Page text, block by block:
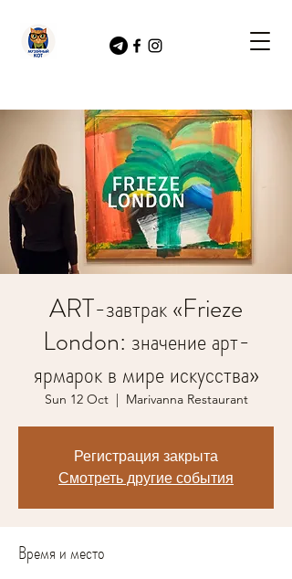
ART-завтрак «Frieze
London: значение арт-
ярмарок в мире искусства»
Sun 12 Oct
  |
Marivanna Restaurant
Регистрация закрыта
Смотреть другие события
Время и место